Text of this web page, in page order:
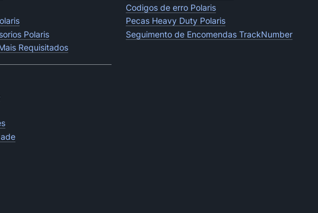
Polaris
Requisitados
Codigos de erro Polaris
Pecas Heavy Duty Polaris
Seguimento de Encomendas TrackNumber